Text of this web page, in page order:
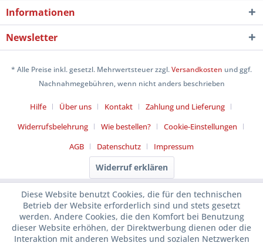
Informationen
Newsletter
* Alle Preise inkl. gesetzl. Mehrwertsteuer zzgl.Versandkosten und ggf.
Nachnahmegebühren, wenn nicht anders beschrieben
Hilfe Über uns Kontakt
Zahlung und Lieferung
Widerrufsbelehrung
Wie bestellen?
Cookie-Einstellungen
AGB
Datenschutz Impressum
Widerruf erklären
Diese Website benutzt Cookies, die für den technischen
Betrieb der Website erforderlich sind und stets gesetzt
werden. Andere Cookies, die den Komfort bei Benutzung
dieser Website erhöhen, der Direktwerbung dienen oder die
Interaktion mit anderen Websites und sozialen Netzwerken